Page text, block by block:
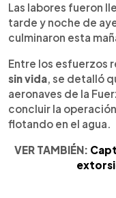
Las labores fueron
tarde y noche de
culminaron esta
Entre los esfuerzos
sin vida, se detalló
aeronaves de la
concluir la
flotando en el agua.
VER TAMBIÉN: